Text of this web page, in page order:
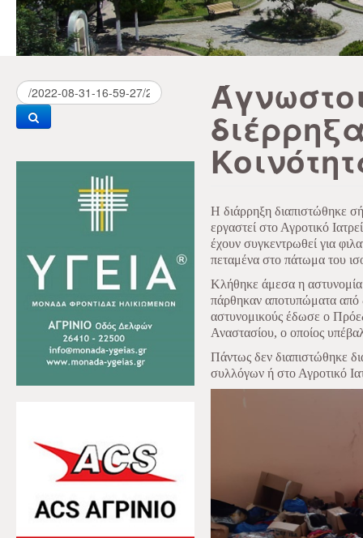
Η διάρρηξη διαπιστώθηκε
εργαστεί στο Αγροτικό
έχουν συγκεντρωθεί για
πεταμένα στο πάτωμα του
Κλήθηκε άμεσα η αστυνομία
πάρθηκαν αποτυπώματα από
αστυνομικούς έδωσε ο
Αναστασίου, ο οποίος
Πάντως δεν διαπιστώθηκε
συλλόγων ή στο Αγροτικό